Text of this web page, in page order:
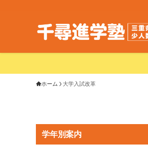
ホーム 大学入試改革
学年別案内